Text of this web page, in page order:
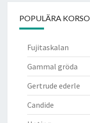
POPULÄRA
Fujitaskalan
Gammal gröda
Gertrude ederle
Candide